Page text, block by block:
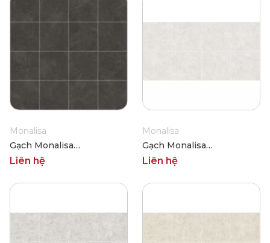
Monalisa
Gạch Monalisa
FDS100364M 600x600
Liên hệ
Monalisa
Gạch Monalisa
FDS100390M 600x600
Liên hệ